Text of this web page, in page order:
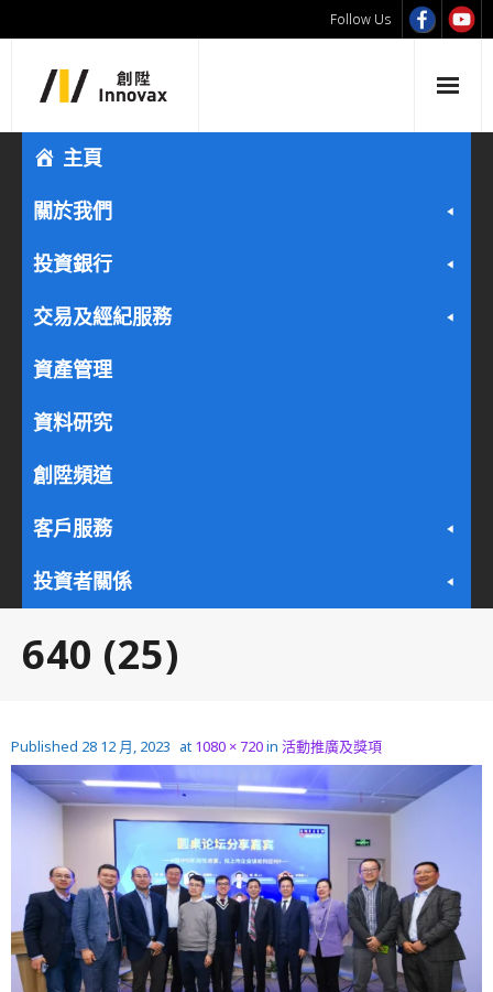
Follow Us
主頁
關於我們
投資銀行
交易及經紀服務
資產管理
資料研究
創陞頻道
客戶服務
投資者關係
640 (25)
Published 28 12 月, 2023 at 1080 × 720in 活動推廣及獎項